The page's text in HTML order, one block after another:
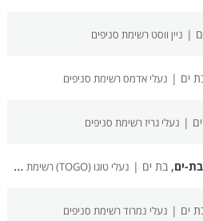
| ניין ווסט רשימת סניפים
ים | נעלי אדמס רשימת סניפים
| נעלי גריז רשימת סניפים
בת-ים,בת ים | נעלי טוגו (TOGO) רשימת סניפים
ים | נעלי נמרוד רשימת סניפים